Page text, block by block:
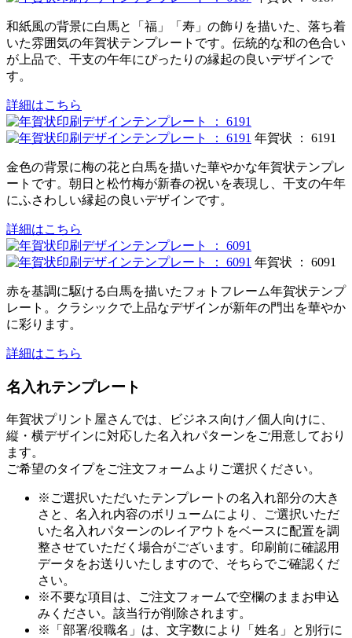
和紙風の背景に白馬と「福」「寿」の飾りを描いた、落ち着
いた雰囲気の年賀状テンプレートです。伝統的な和の色合い
が上品で、干支の午年にぴったりの縁起の良いデザインで
す。
詳細はこちら
年賀状 ： 6191
金色の背景に梅の花と白馬を描いた華やかな年賀状テンプレ
ートです。朝日と松竹梅が新春の祝いを表現し、干支の午年
にふさわしい縁起の良いデザインです。
詳細はこちら
年賀状 ： 6091
赤を基調に駆ける白馬を描いたフォトフレーム年賀状テンプ
レート。クラシックで上品なデザインが新年の門出を華やか
に彩ります。
詳細はこちら
名入れテンプレート
年賀状プリント屋さんでは、ビジネス向け／個人向けに、
縦・横デザインに対応した名入れパターンをご用意しており
ます。
ご希望のタイプをご注文フォームよりご選択ください。
※ご選択いただいたテンプレートの名入れ部分の大き
さと、名入れ内容のボリュームにより、ご選択いただ
いた名入れパターンのレイアウトをベースに配置を調
整させていただく場合がございます。印刷前に確認用
データをお送りいたしますので、そちらでご確認くだ
さい。
※不要な項目は、ご注文フォームで空欄のままお申込
みください。該当行が削除されます。
※「部署/役職名」は、文字数により「姓名」と別行に